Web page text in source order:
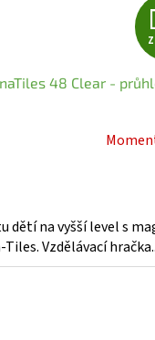
48 Clear -
dětí na vyšší level s
Vzdělávací